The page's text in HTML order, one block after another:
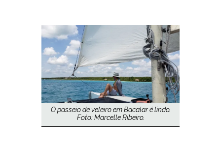
O passeio de veleiro em Bacalar é lindo.
Foto: Marcelle Ribeiro.